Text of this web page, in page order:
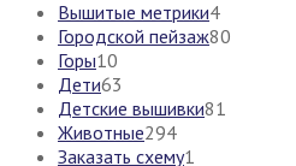
Вышитые метрики4
Городской пейзаж80
Горы10
Дети63
Детские вышивки81
Животные294
Заказать схему1